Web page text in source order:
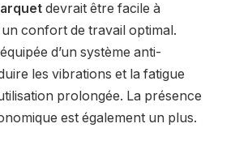
devrait être facile à
confort de travail optimal.
d’un système anti-
les vibrations et la fatigue
prolongée. La présence
est également un plus.